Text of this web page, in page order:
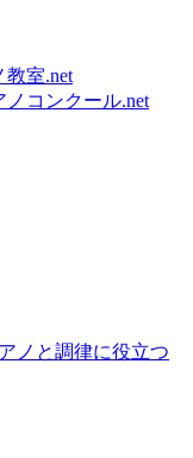
室.net
コンクール.net
ノと調律に役立つ